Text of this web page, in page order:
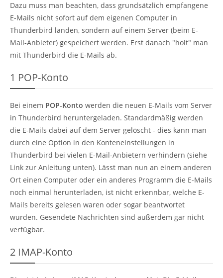
Dazu muss man beachten, dass grundsätzlich empfangene
E-Mails nicht sofort auf dem eigenen Computer in
Thunderbird landen, sondern auf einem Server (beim E-
Mail-Anbieter) gespeichert werden. Erst danach "holt" man
mit Thunderbird die E-Mails ab.
1 POP-Konto
Bei einem POP-Konto werden die neuen E-Mails vom Server
in Thunderbird heruntergeladen. Standardmäßig werden
die E-Mails dabei auf dem Server gelöscht - dies kann man
durch eine Option in den Konteneinstellungen in
Thunderbird bei vielen E-Mail-Anbietern verhindern (siehe
Link zur Anleitung unten). Lässt man nun an einem anderen
Ort einen Computer oder ein anderes Programm die E-Mails
noch einmal herunterladen, ist nicht erkennbar, welche E-
Mails bereits gelesen waren oder sogar beantwortet
wurden. Gesendete Nachrichten sind außerdem gar nicht
verfügbar.
2 IMAP-Konto